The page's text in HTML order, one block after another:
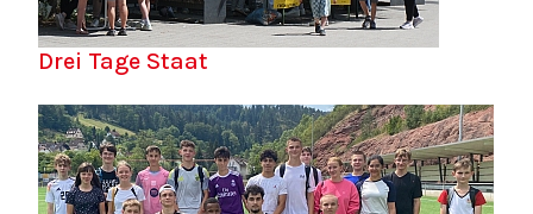
Drei Tage Staat